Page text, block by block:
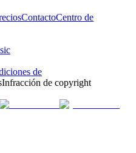
ContactoCentro de
de
Infracción de copyright